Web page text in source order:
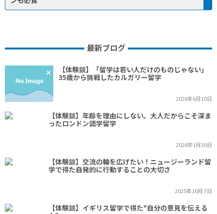
最新ブログ
【体験談】「留学は若い人だけのものじゃない」
35歳から挑戦したカルガリー留学
2026年6月10日
【体験談】年齢を理由にしない。大人だからこそ深ま
ったロンドン語学留学
2026年1月30日
【体験談】交流の輪を広げたい！ニュージーランド留
学で得た自発的に行動することの大切さ
2025年10月 7日
【体験談】イギリス留学で得た"自分の意見を伝える